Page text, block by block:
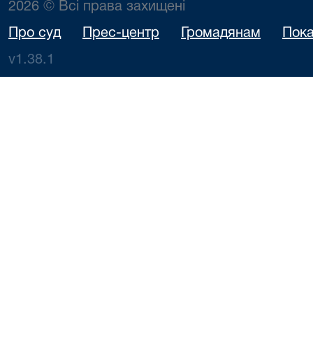
2026 © Всі права захищені
Про суд Прес-центр Громадянам
v1.38.1